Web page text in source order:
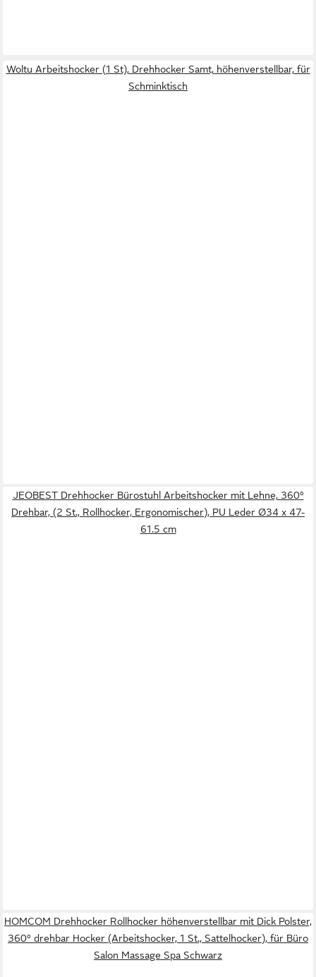
Woltu Arbeitshocker (1 St), Drehhocker Samt, höhenverstellbar, für
Schminktisch
JEOBEST Drehhocker Bürostuhl Arbeitshocker mit Lehne, 360°
Drehbar, (2 St., Rollhocker, Ergonomischer), PU Leder Ø34 x 47-
61.5 cm
HOMCOM Drehhocker Rollhocker höhenverstellbar mit Dick Polster,
360° drehbar Hocker (Arbeitshocker, 1 St., Sattelhocker), für Büro
Salon Massage Spa Schwarz